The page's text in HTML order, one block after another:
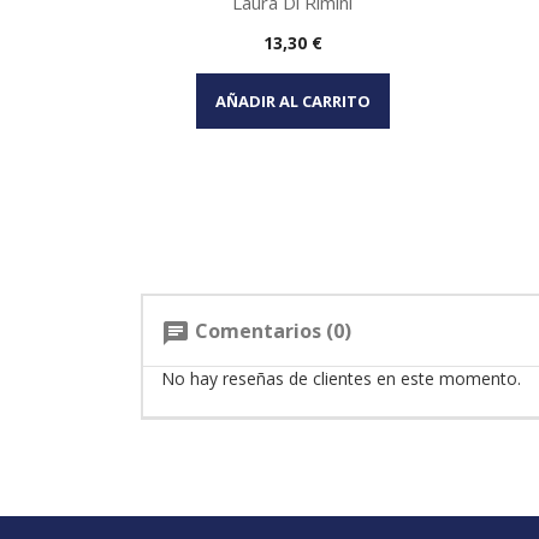
Vista rápida
Precio
13,30 €
AÑADIR AL CARRITO
chat Comentarios (0)
No hay reseñas de clientes en este momento.